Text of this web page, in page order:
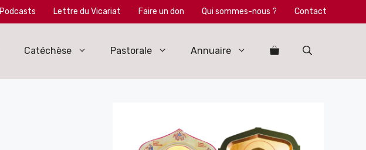
Podcasts Lettre du Vicariat Faire un don Qui sommes-nous ? Contact
Catéchèse Pastorale Annuaire